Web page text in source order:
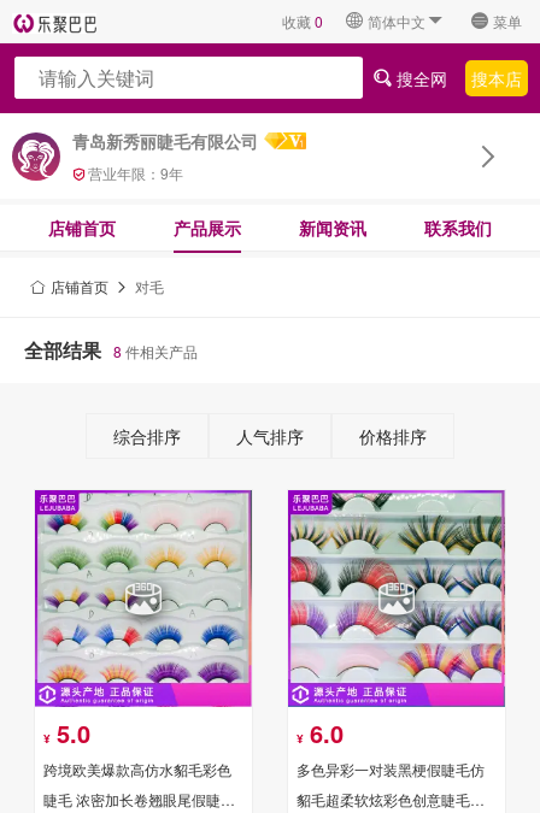
收藏0 简体中文 菜单
青岛新秀丽睫毛有限公司
营业年限： 9年
搜全网 搜本店
店铺首页 产品展示 新闻资讯 联系我们
店铺首页 对毛
全部结果 8 件相关产品
综合排序 人气排序 价格排序
¥ 5.0
跨境欧美爆款高仿水貂毛彩色
睫毛 浓密加长卷翘眼尾假睫毛
¥ 6.0
多色异彩一对装黑梗假睫毛仿
貂毛超柔软炫彩色创意睫毛夸